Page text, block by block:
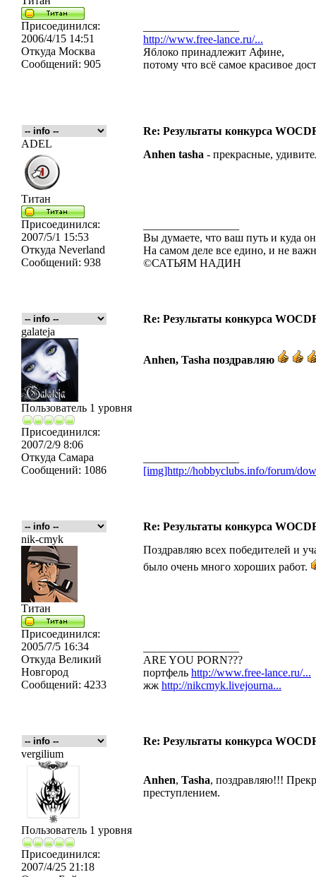
Присоединился:
2006/4/15 14:51
Откуда Москва
Сообщений: 905
http://www.free-lance.ru/...
Яблоко принадлежит Афине,
потому что всё самое красивое
Re: Результаты конкурса
ADEL
Титан
Присоединился:
2007/5/1 15:53
Откуда Neverland
Сообщений: 938
Anhen tasha - прекрасные,
Вы думаете, что ваш путь и куда
На самом деле все едино, и не
©САТЬЯМ НАДИН
Re: Результаты конкурса
galateja
Пользователь 1 уровня
Присоединился:
2007/2/9 8:06
Откуда Самара
Сообщений: 1086
Anhen, Tasha поздравляю
[img]http://hobbyclubs.info/forum/
Re: Результаты конкурса
nik-cmyk
Титан
Присоединился:
2005/7/5 16:34
Откуда Великий
Новгород
Сообщений: 4233
Поздравляю всех победителей и
было очень много хороших работ.
ARE YOU PORN???
портфель http://www.free-lance.ru/...
жж http://nikcmyk.livejourna...
Re: Результаты конкурса
vergilium
Пользователь 1 уровня
Присоединился:
2007/4/25 21:18
Anhen, Tasha, поздравляю!!!
преступлением.